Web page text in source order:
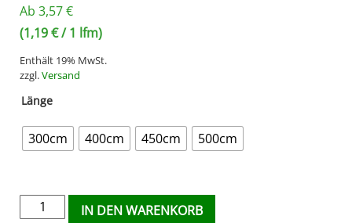
Ab 3,57€
(1,19€/ 1 lfm)
Enthält 19% MwSt.
zzgl.Versand
Länge
300cm 400cm 450cm 500cm
IN DEN WARENKORB